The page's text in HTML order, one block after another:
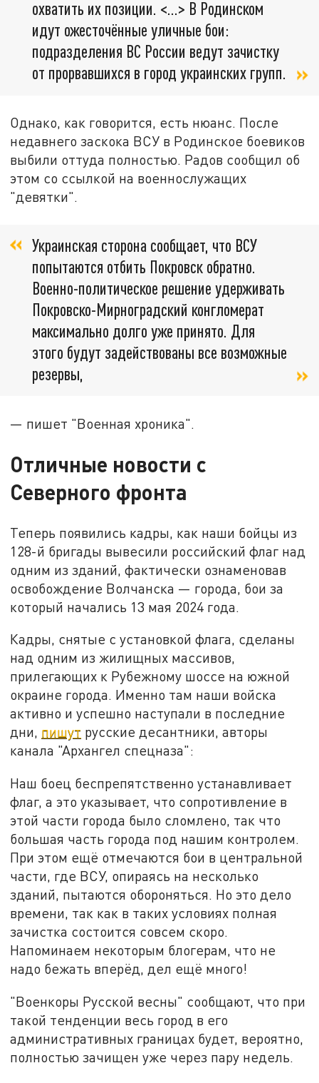
охватить их позиции. <…> В Родинском
идут ожесточённые уличные бои:
подразделения ВС России ведут зачистку
от прорвавшихся в город украинских групп.
Однако, как говорится, есть нюанс. После
недавнего заскока ВСУ в Родинское боевиков
выбили оттуда полностью. Радов сообщил об
этом со ссылкой на военнослужащих
"девятки".
Украинская сторона сообщает, что ВСУ
попытаются отбить Покровск обратно.
Военно-политическое решение удерживать
Покровско-Мирноградский конгломерат
максимально долго уже принято. Для
этого будут задействованы все возможные
резервы,
— пишет "Военная хроника".
Отличные новости с
Северного фронта
Теперь появились кадры, как наши бойцы из
128-й бригады вывесили российский флаг над
одним из зданий, фактически ознаменовав
освобождение Волчанска — города, бои за
который начались 13 мая 2024 года.
Кадры, снятые с установкой флага, сделаны
над одним из жилищных массивов,
прилегающих к Рубежному шоссе на южной
окраине города. Именно там наши войска
активно и успешно наступали в последние
дни, пишут русские десантники, авторы
канала "Архангел спецназа":
Наш боец беспрепятственно устанавливает
флаг, а это указывает, что сопротивление в
этой части города было сломлено, так что
большая часть города под нашим контролем.
При этом ещё отмечаются бои в центральной
части, где ВСУ, опираясь на несколько
зданий, пытаются обороняться. Но это дело
времени, так как в таких условиях полная
зачистка состоится совсем скоро.
Напоминаем некоторым блогерам, что не
надо бежать вперёд, дел ещё много!
"Военкоры Русской весны" сообщают, что при
такой тенденции весь город в его
административных границах будет, вероятно,
полностью зачищен уже через пару недель.